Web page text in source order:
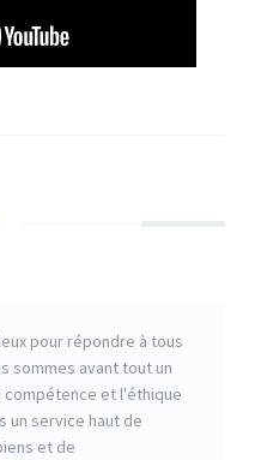
pour répondre à tous
sommes avant tout un
et l'éthique
un service haut de
et de